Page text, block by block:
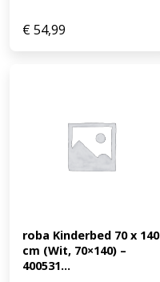
€54,99
roba Kinderbed 70 x 140
cm (Wit, 70×140) –
400531...